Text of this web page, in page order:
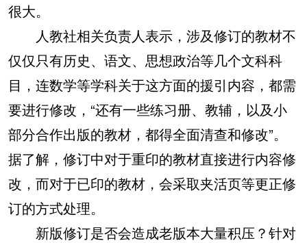
很大。
人教社相关负责人表示，涉及修订的教材不
仅仅只有历史、语文、思想政治等几个文科科
目，连数学等学科关于这方面的援引内容，都需
要进行修改，“还有一些练习册、教辅，以及小
部分合作出版的教材，都得全面清查和修改”。
据了解，修订中对于重印的教材直接进行内容修
改，而对于已印的教材，会采取夹活页等更正修
订的方式处理。
新版修订是否会造成老版本大量积压？针对